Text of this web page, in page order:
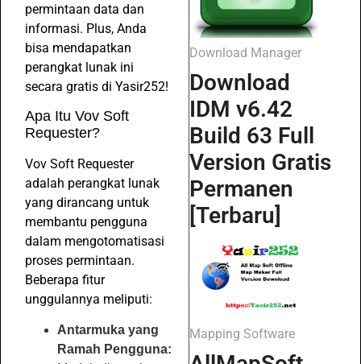
permintaan data dan
informasi. Plus, Anda
bisa mendapatkan
perangkat lunak ini
secara gratis di Yasir252!
Apa Itu Vov Soft
Requester?
Vov Soft Requester
adalah perangkat lunak
yang dirancang untuk
membantu pengguna
dalam mengotomatisasi
proses permintaan.
Beberapa fitur
unggulannya meliputi:
Antarmuka yang
Ramah Pengguna:
Download Manager
Download
IDM v6.42
Build 63 Full
Version Gratis
Permanen
[Terbaru]
Mapping Software